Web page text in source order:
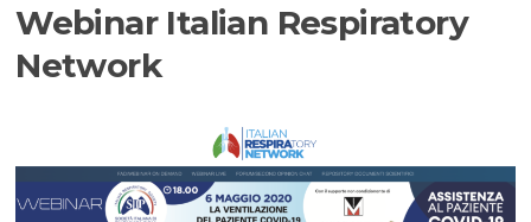
Webinar Italian Respiratory
Network